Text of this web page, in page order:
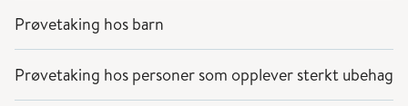
Prøvetaking hos barn
Prøvetaking hos personer som opplever sterkt ubehag